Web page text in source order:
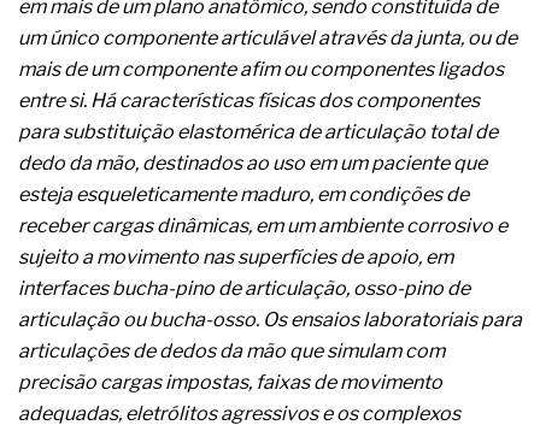
A prevenção clínica da coceira no ânus
Os sintomas clínicos do teratoma de ovário
O tratamento médico da síndrome da fadiga
As causas médicas da queda dos cabelos ou
calvície
Quando a gestão é o obstáculo para o resultado
positivo
Os procedimentos para a inspeção em estruturas
hidráulicas de concreto de obras
O movimento regular reduz em 19% o risco de
morte precoce e melhora o metabolismo
O desenvolvimento de indicadores nas atividades
de governança das organizações
O desenho industrial ganha espaço como
estratégia competitiva nas empresas
As variações dimensionais dos produtos de
em mais de um plano anatômico, sendo constituída de
um único componente articulável através da junta, ou de
mais de um componente afim ou componentes ligados
entre si. Há características físicas dos componentes
para substituição elastomérica de articulação total de
dedo da mão, destinados ao uso em um paciente que
esteja esqueleticamente maduro, em condições de
receber cargas dinâmicas, em um ambiente corrosivo e
sujeito a movimento nas superfícies de apoio, em
interfaces bucha-pino de articulação, osso-pino de
articulação ou bucha-osso. Os ensaios laboratoriais para
articulações de dedos da mão que simulam com
precisão cargas impostas, faixas de movimento
adequadas, eletrólitos agressivos e os complexos